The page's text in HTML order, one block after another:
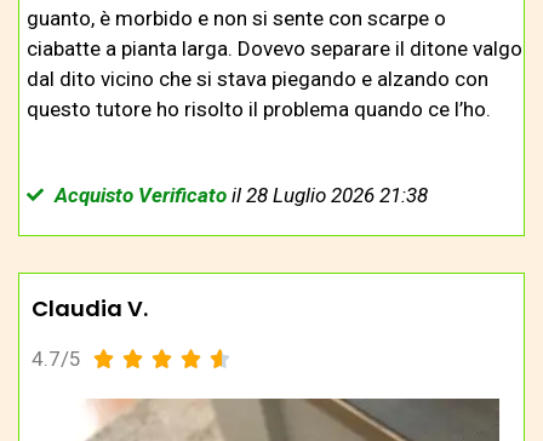
guanto, è morbido e non si sente con scarpe o
ciabatte a pianta larga. Dovevo separare il ditone valgo
dal dito vicino che si stava piegando e alzando con
questo tutore ho risolto il problema quando ce l’ho.
Acquisto Verificatoil 28 Luglio 2026 21:38
Claudia V.
4.7/5     